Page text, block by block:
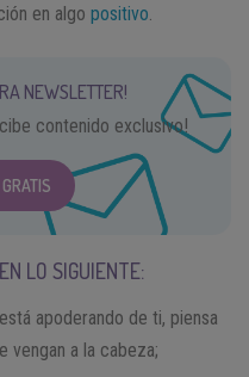
en algo positivo
NEWSLETTER!
contenido exclusivo!
LO SIGUIENTE:
apoderando de ti, piensa
vengan a la cabeza;